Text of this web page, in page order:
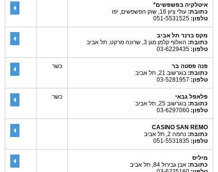
איטלקיה בפשפשים*
כתובת: עולי ציון 16, שוק הפשפשים, יפו
טלפון:
מקס ברנר תל אביב
כתובת: האלוף קלמן מגן 3, שרונה מרקט, תל אביב
טלפון:
פנה פסטה בר
כתובת: בוגרשוב 21, תל אביב
טלפון:
כשר
פלאפל גבאי
כתובת: בוגרשוב 25, תל אביב
טלפון:
כשר
CASINO SAN REMO
כתובת: נחמה 2, תל אביב
טלפון:
מיליס
כתובת: אבן גבירול 84, תל אביב